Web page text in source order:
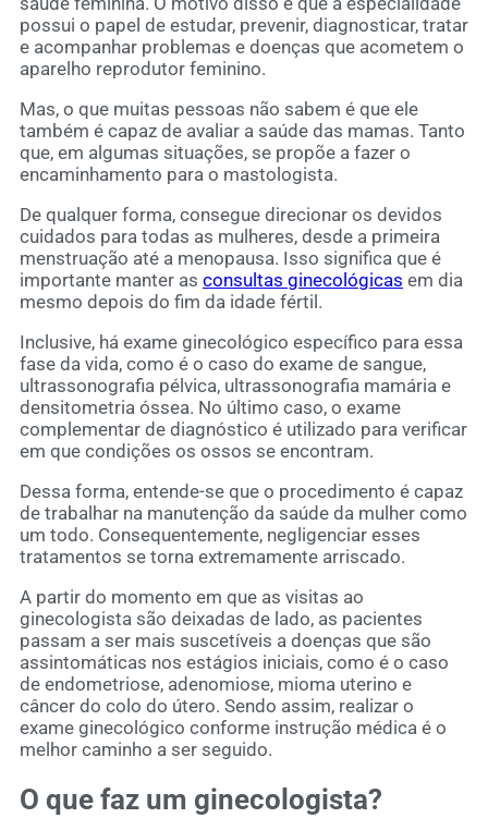
possui o papel de estudar, prevenir, diagnosticar, tratar
e acompanhar problemas e doenças que acometem o
aparelho reprodutor feminino.
Mas, o que muitas pessoas não sabem é que ele
também é capaz de avaliar a saúde das mamas. Tanto
que, em algumas situações, se propõe a fazer o
encaminhamento para o mastologista.
De qualquer forma, consegue direcionar os devidos
cuidados para todas as mulheres, desde a primeira
menstruação até a menopausa. Isso significa que é
importante manter as consultas ginecológicas em dia
mesmo depois do fim da idade fértil.
Inclusive, há exame ginecológico específico para essa
fase da vida, como é o caso do exame de sangue,
ultrassonografia pélvica, ultrassonografia mamária e
densitometria óssea. No último caso, o exame
complementar de diagnóstico é utilizado para verificar
em que condições os ossos se encontram.
Dessa forma, entende-se que o procedimento é capaz
de trabalhar na manutenção da saúde da mulher como
um todo. Consequentemente, negligenciar esses
tratamentos se torna extremamente arriscado.
A partir do momento em que as visitas ao
ginecologista são deixadas de lado, as pacientes
passam a ser mais suscetíveis a doenças que são
assintomáticas nos estágios iniciais, como é o caso
de endometriose, adenomiose, mioma uterino e
câncer do colo do útero. Sendo assim, realizar o
exame ginecológico conforme instrução médica é o
melhor caminho a ser seguido.
O que faz um ginecologista?